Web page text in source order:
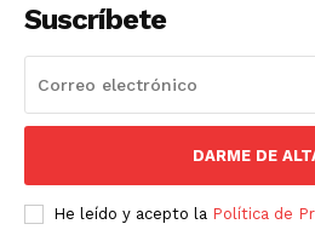
Suscríbete
DARME DE
He leído y acepto la Política de